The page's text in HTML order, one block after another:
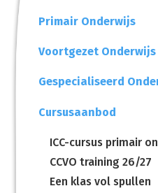
Primair Onderwijs
Voortgezet Onderwijs
Gespecialiseerd
Cursusaanbod
ICC-cursus primair
CCVO training 26/27
Een klas vol spullen